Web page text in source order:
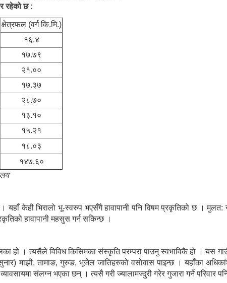
रहेको छ :
क्षेत्रफल ‌‌‍(वर्ग कि.मि.)
१६.४
१७.७९
२१.००
१७.३७
२८.७०
१३.१०
१५.२१
१८.०३
१४७.६०
केही भिरालो भू-स्वरुप भएसँगै हावापानी पनि विषम प्रकृतिको छ । मुलत:
हावापानी महसुस गर्न सकिन्छ ।
हो । त्यसैले विविध किसिमका संस्कृति परम्परा पाउनु स्वभाविकै हो । यस
सुनार) माझी, तामाङ, गुरुङ, भूजेल जातिहरुकाे वसाेवास पाइन्छ । यहाँका
संलग्न भएका छन् । त्यसै गरी ज्यालामज्दुरी गरेर गुजारा गर्ने परिवार